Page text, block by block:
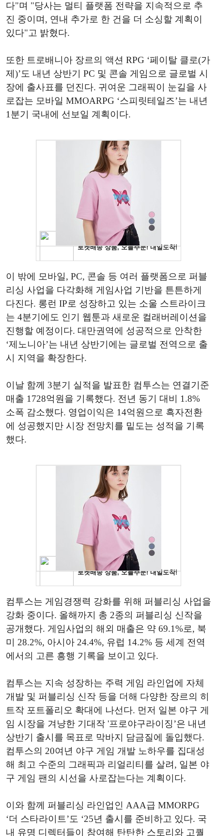
다"며 "당사는 멀티 플랫폼 전략을 지속적으로 추
진 중이며, 연내 추가로 한 건을 더 소싱할 계획이
있다"고 밝혔다.
또한 트로배니아 장르의 액션 RPG ‘페이탈 클로(가
제)’도 내년 상반기 PC 및 콘솔 게임으로 글로벌 시
장에 출사표를 던진다. 귀여운 그래픽이 눈길을 사
로잡는 모바일 MMOARPG ‘스피릿테일즈’는 내년
1분기 국내에 선보일 계획이다.
이 밖에 모바일, PC, 콘솔 등 여러 플랫폼으로 퍼블
리싱 사업을 다각화해 게임사업 기반을 튼튼하게
다진다. 롱런 IP로 성장하고 있는 소울 스트라이크
는 4분기에도 인기 웹툰과 새로운 컬래버레이션을
진행할 예정이다. 대만권역에 성공적으로 안착한
‘제노니아’는 내년 상반기에는 글로벌 전역으로 출
시 지역을 확장한다.
이날 함께 3분기 실적을 발표한 컴투스는 연결기준
매출 1728억원을 기록했다. 전년 동기 대비 1.8%
소폭 감소했다. 영업이익은 14억원으로 흑자전환
에 성공했지만 시장 전망치를 밑도는 성적을 기록
했다.
컴투스는 게임경쟁력 강화를 위해 퍼블리싱 사업을
강화 중이다. 올해까지 총 2종의 퍼블리싱 신작을
공개했다. 게임사업의 해외 매출은 약 69.1%로, 북
미 28.2%, 아시아 24.4%, 유럽 14.2% 등 세계 전역
에서의 고른 흥행 기록을 보이고 있다.
컴투스는 지속 성장하는 주력 게임 라인업에 자체
개발 및 퍼블리싱 신작 등을 더해 다양한 장르의 히
트작 포트폴리오 확대에 나선다. 먼저 일본 야구 게
임 시장을 겨냥한 기대작 '프로야구라이징’은 내년
상반기 출시를 목표로 막바지 담금질에 돌입했다.
컴투스의 20여년 야구 게임 개발 노하우를 집대성
해 최고 수준의 그래픽과 리얼리티를 살려, 일본 야
구 게임 팬의 시선을 사로잡는다는 계획이다.
이와 함께 퍼블리싱 라인업인 AAA급 MMORPG
‘더 스타라이트’도 ‘25년 출시를 준비하고 있다. 국
내 유명 디렉터들이 참여해 탄탄한 스토리와 고퀄